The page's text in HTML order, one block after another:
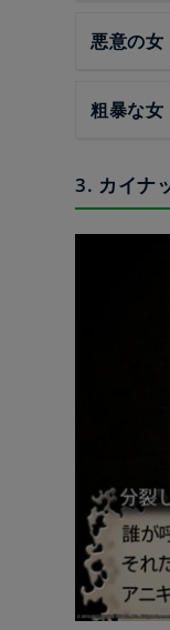
悪意の女
粗暴な女
3. カイナ